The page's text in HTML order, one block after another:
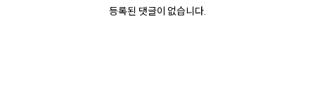
등록된 댓글이 없습니다.